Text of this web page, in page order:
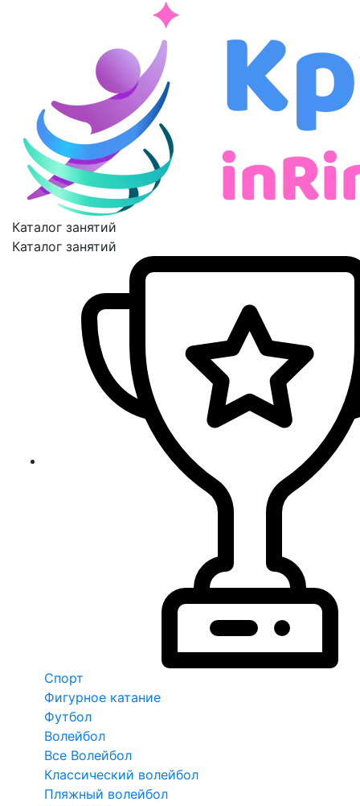
Каталог занятий
Каталог занятий
Спорт
Фигурное катание
Футбол
Волейбол
Все Волейбол
Классический волейбол
Пляжный волейбол